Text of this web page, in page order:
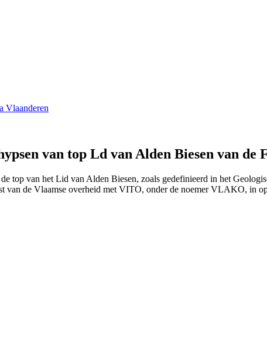
Vlaanderen
van top Ld van Alden Biesen van de
top van het Lid van Alden Biesen, zoals gedefinieerd in het
van de Vlaamse overheid met VITO, onder de noemer VLAKO, in